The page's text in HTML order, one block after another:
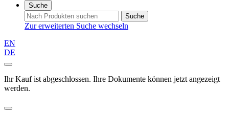
Suche
Suche
Zur erweiterten Suche wechseln
EN
DE
Ihr Kauf ist abgeschlossen. Ihre Dokumente können jetzt angezeigt
werden.